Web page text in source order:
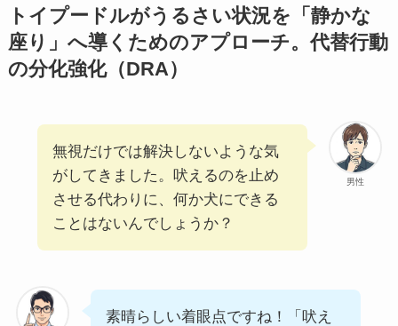
トイプードルがうるさい状況を「静かな
座り」へ導くためのアプローチ。代替行動
の分化強化（DRA）
男性
無視だけでは解決しないような気
がしてきました。吠えるのを止め
させる代わりに、何か犬にできる
ことはないんでしょうか？
素晴らしい着眼点ですね！「吠え